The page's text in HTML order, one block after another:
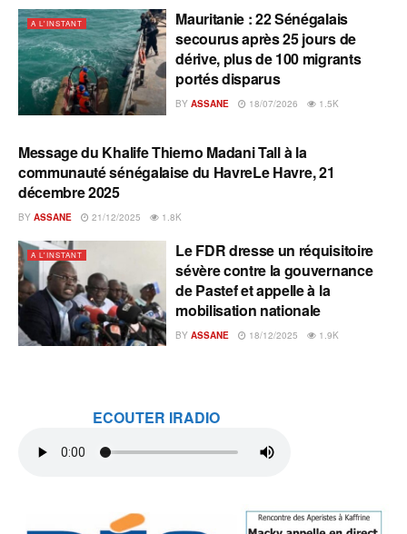
A L'INSTANT
Mauritanie : 22 Sénégalais
secourus après 25 jours de
dérive, plus de 100 migrants
portés disparus
BY ASSANE 18/07/2026 1.5K
A L'INSTANT
Message du Khalife Thierno Madani Tall à la
communauté sénégalaise du HavreLe Havre, 21
décembre 2025
BY ASSANE 21/12/2025 1.8K
A L'INSTANT
Le FDR dresse un réquisitoire
sévère contre la gouvernance
de Pastef et appelle à la
mobilisation nationale
BY ASSANE 18/12/2025 1.9K
ECOUTER IRADIO